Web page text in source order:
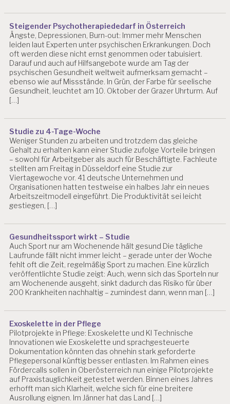
A
K
U
G
S
R
IS
I
E
N
E
A
L
U
IE
R
N
P
S
Y
C
H
IS
H
E
R
B
E
L
A
S
T
U
Steigender Psychotherapiededarf in Österreich
Ängste, Depressionen, Burn-out: Immer mehr Menschen
leiden laut Experten unter psychischen Erkrankungen. Doch
oft werden diese nicht ernst genommen oder tabuisiert.
Darauf und auch auf Hilfsangebote wurde am Tag der
psychischen Gesundheit weltweit aufmerksam gemacht –
ebenso wie auf Missstände. In Grün, der Farbe für seelische
Gesundheit, leuchtet am 10. Oktober der Grazer Uhrturm. Auf
[…]
Studie zu 4-Tage-Woche
Weniger Stunden zu arbeiten und trotzdem das gleiche
Gehalt zu erhalten kann einer Studie zufolge Vorteile bringen
– sowohl für Arbeitgeber als auch für Beschäftigte. Fachleute
stellten am Freitag in Düsseldorf eine Studie zur
Viertagewoche vor. 41 deutsche Unternehmen und
Organisationen hatten testweise ein halbes Jahr ein neues
Arbeitszeitmodell eingeführt. Die Produktivität sei leicht
gestiegen, […]
Gesundheitssport wirkt – Studie
Auch Sport nur am Wochenende hält gesund Die tägliche
Laufrunde fällt nicht immer leicht – gerade unter der Woche
fehlt oft die Zeit, regelmäßig Sport zu machen. Eine kürzlich
veröffentlichte Studie zeigt: Auch, wenn sich das Sporteln nur
am Wochenende ausgeht, sinkt dadurch das Risiko für über
200 Krankheiten nachhaltig – zumindest dann, wenn man […]
Exoskelette in der Pflege
Pilotprojekte in Pflege: Exoskelette und KI Technische
Innovationen wie Exoskelette und sprachgesteuerte
Dokumentation könnten das ohnehin stark geforderte
Pflegepersonal künftig besser entlasten. Im Rahmen eines
Fördercalls sollen in Oberösterreich nun einige Pilotprojekte
auf Praxistauglichkeit getestet werden. Binnen eines Jahres
erhofft man sich Klarheit, welche sich für eine breitere
Ausrollung eignen. Im Jänner hat das Land […]